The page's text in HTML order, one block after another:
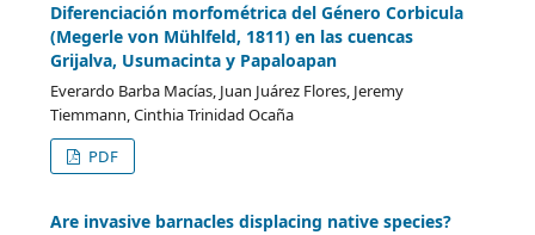
Diferenciación morfométrica del Género Corbicula
(Megerle von Mühlfeld, 1811) en las cuencas
Grijalva, Usumacinta y Papaloapan
Everardo Barba Macías, Juan Juárez Flores, Jeremy
Tiemmann, Cinthia Trinidad Ocaña
PDF
Are invasive barnacles displacing native species?